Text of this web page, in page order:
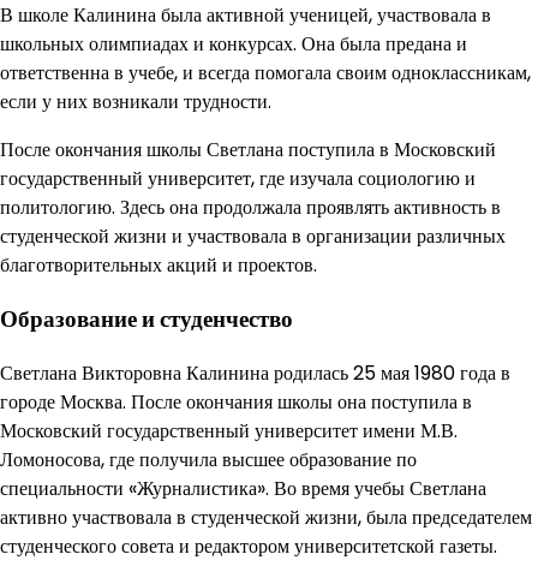
В школе Калинина была активной ученицей, участвовала в
школьных олимпиадах и конкурсах. Она была предана и
ответственна в учебе, и всегда помогала своим одноклассникам,
если у них возникали трудности.
После окончания школы Светлана поступила в Московский
государственный университет, где изучала социологию и
политологию. Здесь она продолжала проявлять активность в
студенческой жизни и участвовала в организации различных
благотворительных акций и проектов.
Образование и студенчество
Светлана Викторовна Калинина родилась 25 мая 1980 года в
городе Москва. После окончания школы она поступила в
Московский государственный университет имени М.В.
Ломоносова, где получила высшее образование по
специальности «Журналистика». Во время учебы Светлана
активно участвовала в студенческой жизни, была председателем
студенческого совета и редактором университетской газеты.